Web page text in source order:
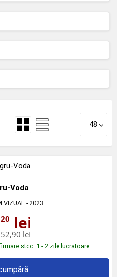
48
Voda
VIZUAL - 2023
,20 lei
52,90 lei
stoc: 1 - 2 zile lucratoare